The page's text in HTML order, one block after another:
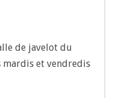
de javelot du
et vendredis